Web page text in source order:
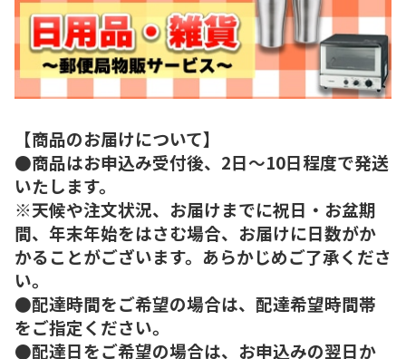
【商品のお届けについて】
●商品はお申込み受付後、2日～10日程度で発送
いたします。
※天候や注文状況、お届けまでに祝日・お盆期
間、年末年始をはさむ場合、お届けに日数がか
かることがございます。あらかじめご了承くださ
い。
●配達時間をご希望の場合は、配達希望時間帯
をご指定ください。
●配達日をご希望の場合は、お申込みの翌日か